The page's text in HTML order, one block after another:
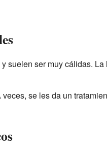
suelen ser muy cálidas.
se les da un